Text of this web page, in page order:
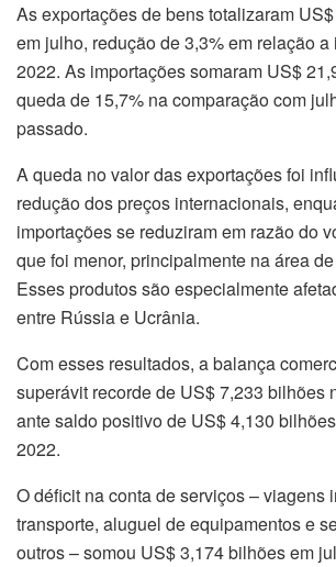
As exportações de bens totalizaram
em julho, redução de 3,3% em relação
2022. As importações somaram US$
queda de 15,7% na comparação com
passado.
A queda no valor das exportações foi
redução dos preços internacionais,
importações se reduziram em razão do
que foi menor, principalmente na área
Esses produtos são especialmente
entre Rússia e Ucrânia.
Com esses resultados, a balança
superávit recorde de US$ 7,233 bilhões
ante saldo positivo de US$ 4,130
2022.
O déficit na conta de serviços – viagens
transporte, aluguel de equipamentos e
outros – somou US$ 3,174 bilhões em